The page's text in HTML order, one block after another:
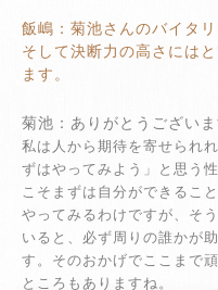
飯嶋：菊池さんのバイタリ
そして決断力の高さには
ます。
菊池：ありがとうございま
私は人から期待を寄せられ
ずはやってみよう」と思う
こそまずは自分ができるこ
やってみるわけですが、そ
いると、必ず周りの誰かが
す。そのおかげでここまで
ところもありますね。